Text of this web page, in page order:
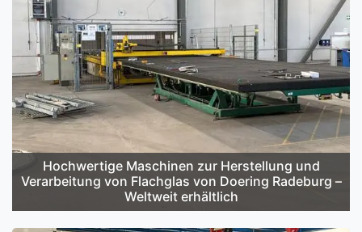
Hochwertige Maschinen zur Herstellung und
Verarbeitung von Flachglas von Doering Radeburg –
Weltweit erhältlich